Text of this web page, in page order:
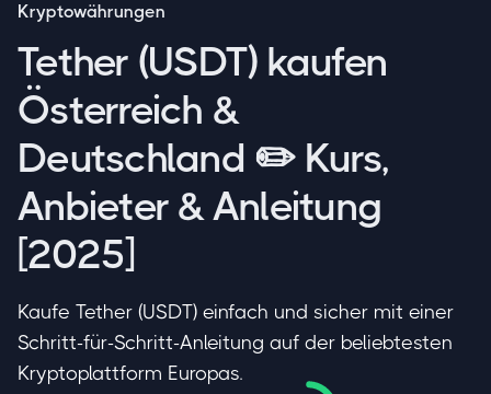
Kryptowährungen
Tether (USDT) kaufen
Österreich &
Deutschland ✏️ Kurs,
Anbieter & Anleitung
[2025]
Kaufe Tether (USDT) einfach und sicher mit einer
Schritt-für-Schritt-Anleitung auf der beliebtesten
Kryptoplattform Europas.